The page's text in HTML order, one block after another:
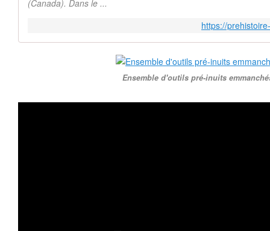
(Canada). Dans le ...
https://
Ensemble d'outils pré-inuits